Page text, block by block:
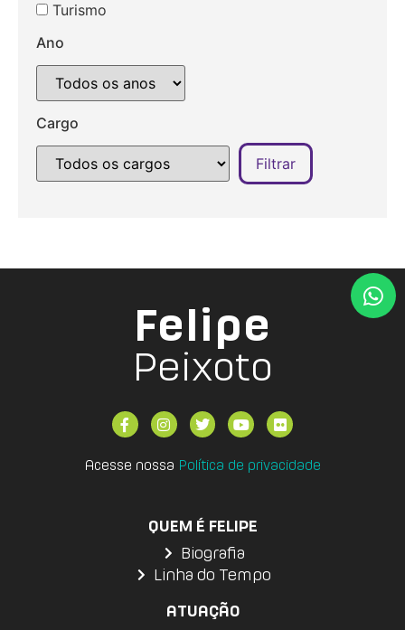
Turismo
Ano
Cargo
Felipe
Peixoto
Acesse nossa Política de privacidade
QUEM É FELIPE
Biografia
Linha do Tempo
ATUAÇÃO